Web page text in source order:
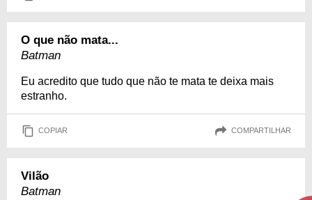
O que não mata...
Batman
Eu acredito que tudo que não te mata te deixa mais
estranho.
COPIAR COMPARTILHAR
Vilão
Batman